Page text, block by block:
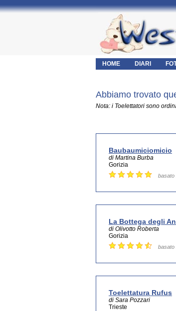
HOME DIARI
Abbiamo trovato
Nota: i Toelettatori sono
Baubaumiciomicio
di Martina Burba
Gorizia
basato
La Bottega degli
di Olivotto Roberta
Gorizia
basato
Toelettatura Rufus
di Sara Pozzari
Trieste